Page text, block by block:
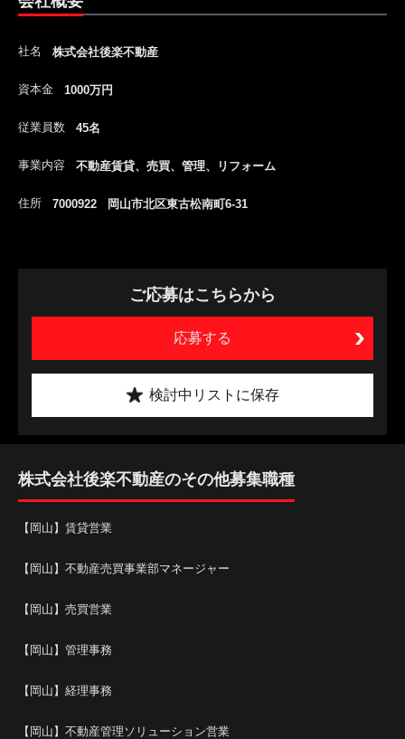
社名 株式会社後楽不動産
資本金 1000万円
従業員数 45名
事業内容 不動産賃貸、売買、管理、リフォーム
住所 7000922 岡山市北区東古松南町6-31
ご応募はこちらから
応募する
検討中リストに保存
株式会社後楽不動産のその他募集職種
【岡山】賃貸営業
【岡山】不動産売買事業部マネージャー
【岡山】売買営業
【岡山】管理事務
【岡山】経理事務
【岡山】不動産管理ソリューション営業